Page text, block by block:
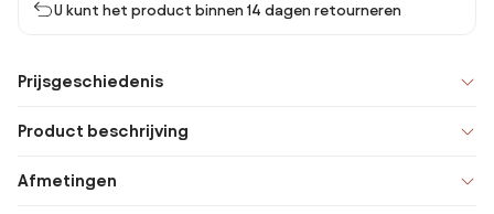
U kunt het product binnen 14 dagen retourneren
Prijsgeschiedenis
Product beschrijving
Afmetingen